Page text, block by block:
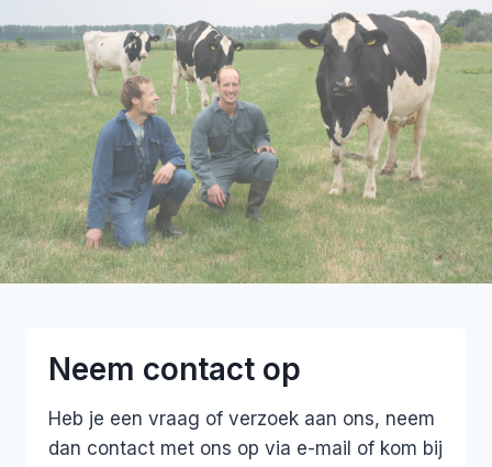
Neem contact op
Heb je een vraag of verzoek aan ons, neem
dan contact met ons op via e-mail of kom bij